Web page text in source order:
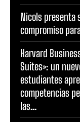
Nicols presenta
compromiso
Harvard
Suites»: un
estudiantes
competencias
las...